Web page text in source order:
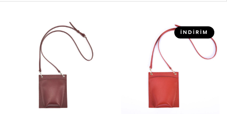
İNDIRIM